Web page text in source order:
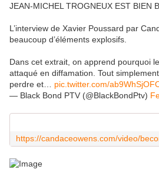
JEAN-MICHEL TROGNEUX EST BIEN
L’interview de Xavier Poussard par
beaucoup d’éléments explosifs.
Dans cet extrait, on apprend pourquoi
attaqué en diffamation. Tout
perdre et… pic.twitter.com/
— Black Bond PTV (@BlackBondPtv)